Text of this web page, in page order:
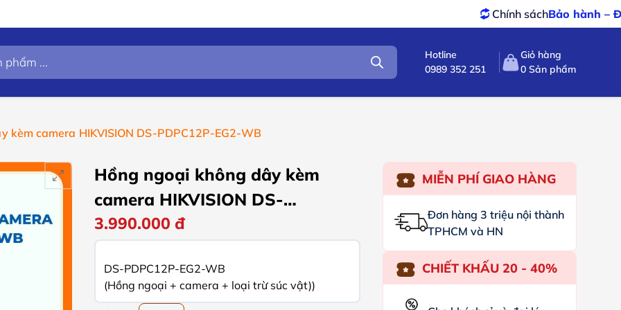
Chính sách Bảo hành – Đổi trảtốt
Hotline
0989 352 251
Giỏ hàng
0 Sản phẩm
kèm camera HIKVISION DS-PDPC12P-EG2-WB
Hồng ngoại không dây kèm
camera HIKVISION DS-
PDPC12P-EG2-WB
3.990.000đ
DS-PDPC12P-EG2-WB
(Hồng ngoại + camera + loại trừ súc vật))
MIỄN PHÍ GIAO HÀNG
Đơn hàng 3 triệu nội thành
TPHCM và HN
CHIẾT KHẤU 20 - 40%